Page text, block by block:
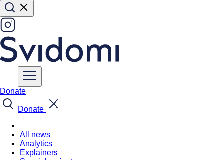
Donate
Donate
All news
Analytics
Explainers